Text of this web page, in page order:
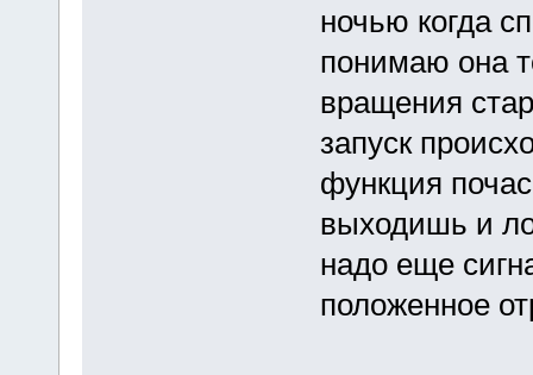
ночью когда
понимаю она
вращения
запуск
функция
выходишь и
надо еще
положенное